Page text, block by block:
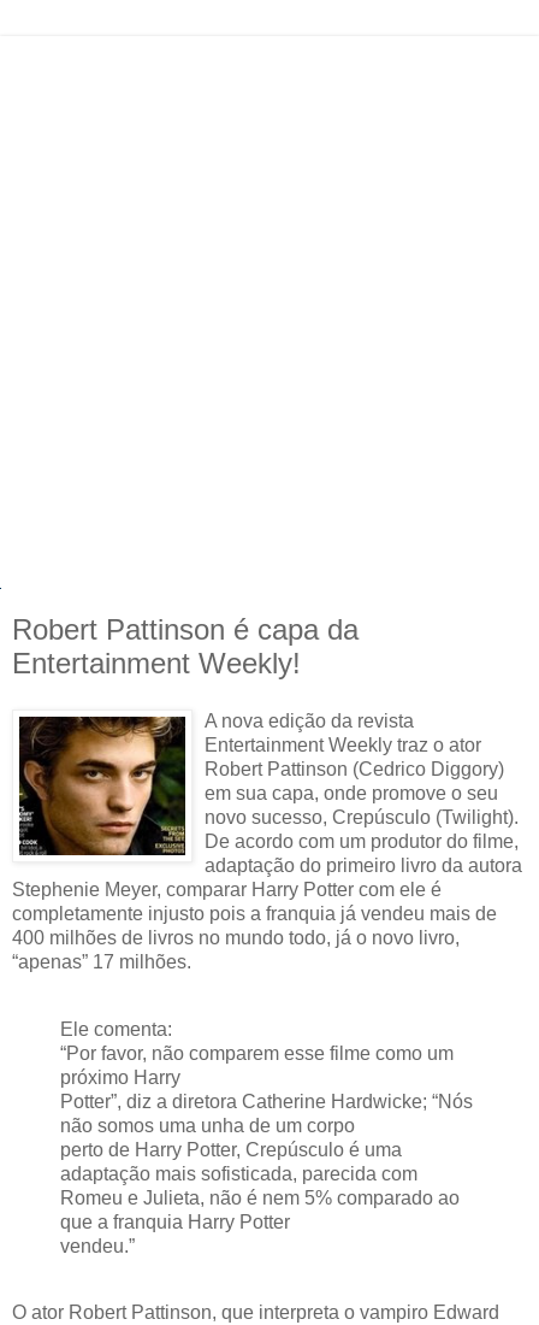
Robert Pattinson é capa da
Entertainment Weekly!
A nova edição da revista
Entertainment Weekly traz o ator
Robert Pattinson (Cedrico Diggory)
em sua capa, onde promove o seu
novo sucesso, Crepúsculo (Twilight).
De acordo com um produtor do filme,
adaptação do primeiro livro da autora
Stephenie Meyer, comparar Harry Potter com ele é
completamente injusto pois a franquia já vendeu mais de
400 milhões de livros no mundo todo, já o novo livro,
“apenas” 17 milhões.
Ele comenta:
“Por favor, não comparem esse filme como um
próximo Harry
Potter”, diz a diretora Catherine Hardwicke; “Nós
não somos uma unha de um corpo
perto de Harry Potter, Crepúsculo é uma
adaptação mais sofisticada, parecida com
Romeu e Julieta, não é nem 5% comparado ao
que a franquia Harry Potter
vendeu.”
O ator Robert Pattinson, que interpreta o vampiro Edward